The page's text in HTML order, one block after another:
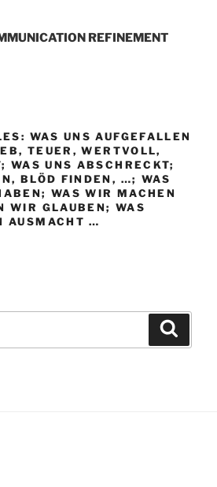
REFINEMENT
WAS UNS AUFGEFALLEN
TEUER, WERTVOLL,
WAS UNS ABSCHRECKT;
BLÖD FINDEN, …; WAS
WAS WIR MACHEN
WIR GLAUBEN; WAS
AUSMACHT …